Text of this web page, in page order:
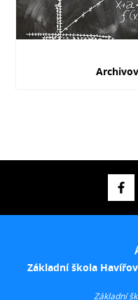
Základní škola
Základní